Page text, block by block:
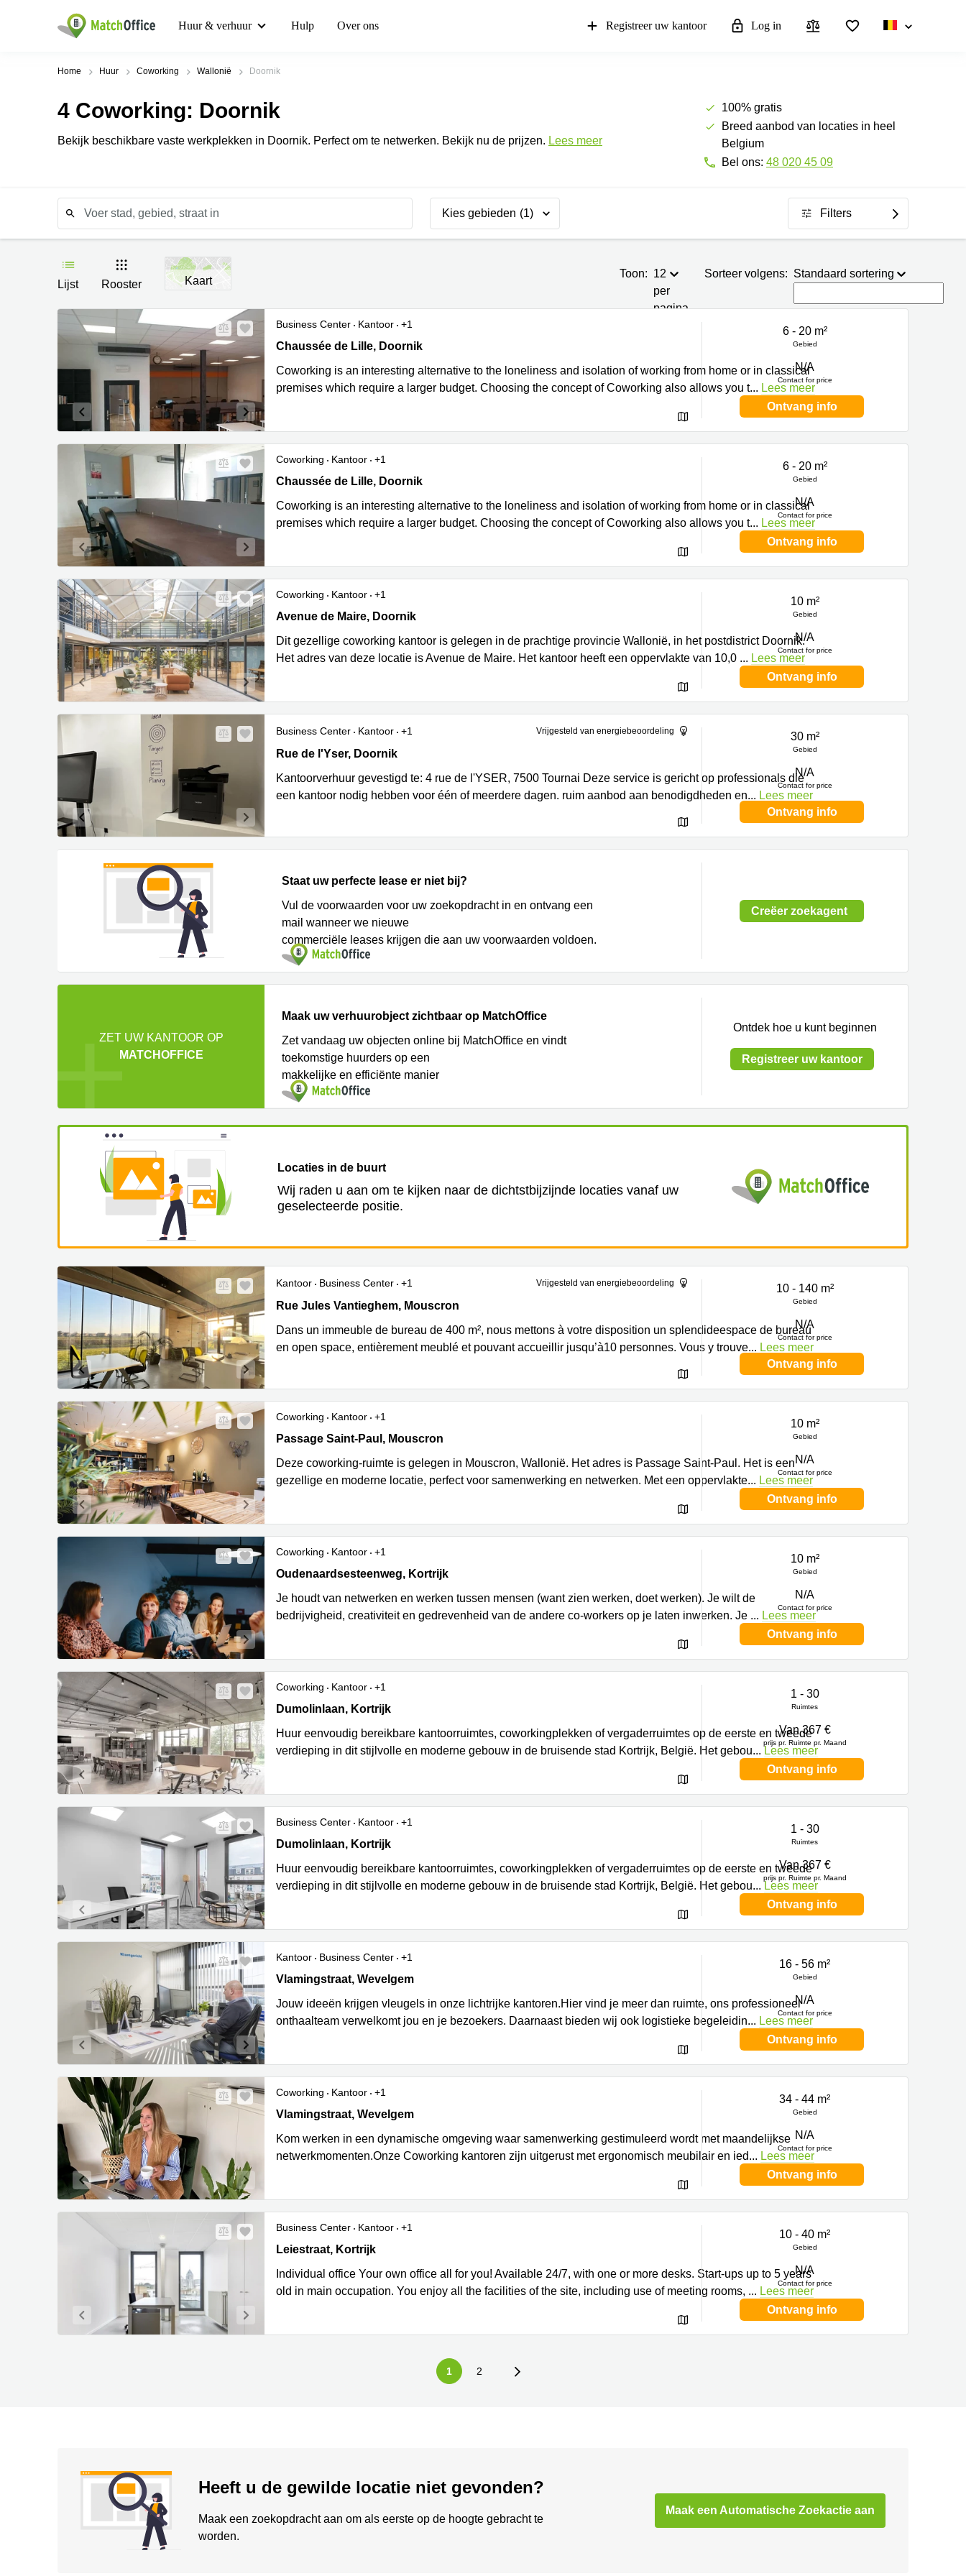
Huur & verhuur Hulp Over ons Registreer uw kantoor Log in
Home Huur Coworking Wallonië Doornik
4 Coworking: Doornik
Bekijk beschikbare vaste werkplekken in Doornik. Perfect om te netwerken. Bekijk nu de prijzen. Lees meer
100% gratis
Breed aanbod van locaties in heel
Belgium
Bel ons: 48 020 45 09
Kies gebieden (1) Filters
Lijst Rooster Kaart
Toon: 12
per
pagina
Sorteer volgens: Standaard sortering
Business Center Kantoor
+1
Chaussée de Lille 479, TOURNAI – ORCQ, Doornik
Chaussée de Lille, Doornik
Coworking is an interesting alternative to the loneliness and isolation of working from home or in classical
premises which require a larger budget. Choosing the concept of Coworking also allows you t... Lees meer
6 - 20 m²
Gebied
N/A
Contact for price
Ontvang info
Coworking Kantoor
+1
Chaussée de Lille 479, TOURNAI – ORCQ, Doornik
Chaussée de Lille, Doornik
Coworking is an interesting alternative to the loneliness and isolation of working from home or in classical
premises which require a larger budget. Choosing the concept of Coworking also allows you t... Lees meer
6 - 20 m²
Gebied
N/A
Contact for price
Ontvang info
Coworking Kantoor
+1
Avenue de Maire, Doornik
Avenue de Maire, Doornik
Dit gezellige coworking kantoor is gelegen in de prachtige provincie Wallonië, in het postdistrict Doornik.
Het adres van deze locatie is Avenue de Maire. Het kantoor heeft een oppervlakte van 10,0 ... Lees meer
10 m²
Gebied
N/A
Contact for price
Ontvang info
Business Center Kantoor +1 Vrijgesteld van energiebeoordeling
Rue de l'Yser 4, Doornik
Rue de l'Yser, Doornik
Kantoorverhuur gevestigd te: 4 rue de l'YSER, 7500 Tournai Deze service is gericht op professionals die
een kantoor nodig hebben voor één of meerdere dagen. ruim aanbod aan benodigdheden en... Lees meer
30 m²
Gebied
N/A
Contact for price
Ontvang info
Staat uw perfecte lease er niet bij?
Vul de voorwaarden voor uw zoekopdracht in en ontvang een
mail wanneer we nieuwe
commerciële leases krijgen die aan uw voorwaarden voldoen.
Creëer zoekagent
ZET UW KANTOOR OP
MATCHOFFICE
Maak uw verhuurobject zichtbaar op MatchOffice
Zet vandaag uw objecten online bij MatchOffice en vindt
toekomstige huurders op een
makkelijke en efficiënte manier
Ontdek hoe u kunt beginnen
Registreer uw kantoor
Locaties in de buurt
Wij raden u aan om te kijken naar de dichtstbijzijnde locaties vanaf uw
geselecteerde positie.
Kantoor Business Center +1 Vrijgesteld van energiebeoordeling
Rue Jules Vantieghem 8, Mouscron
Rue Jules Vantieghem, Mouscron
Dans un immeuble de bureau de 400 m², nous mettons à votre disposition un splendideespace de bureau
en open space, entièrement meublé et pouvant accueillir jusqu’à10 personnes. Vous y trouve... Lees meer
10 - 140 m²
Gebied
N/A
Contact for price
Ontvang info
Coworking Kantoor
+1
Passage Saint-Paul, Mouscron
Passage Saint-Paul, Mouscron
Deze coworking-ruimte is gelegen in Mouscron, Wallonië. Het adres is Passage Saint-Paul. Het is een
gezellige en moderne locatie, perfect voor samenwerking en netwerken. Met een oppervlakte... Lees meer
10 m²
Gebied
N/A
Contact for price
Ontvang info
Coworking Kantoor
+1
Oudenaardsesteenweg 354b, Kortrijk
Oudenaardsesteenweg, Kortrijk
Je houdt van netwerken en werken tussen mensen (want zien werken, doet werken). Je wilt de
bedrijvigheid, creativiteit en gedrevenheid van de andere co-workers op je laten inwerken. Je ... Lees meer
10 m²
Gebied
N/A
Contact for price
Ontvang info
Coworking Kantoor
+1
Dumolinlaan 1, Kortrijk
Dumolinlaan, Kortrijk
Huur eenvoudig bereikbare kantoorruimtes, coworkingplekken of vergaderruimtes op de eerste en tweede
verdieping in dit stijlvolle en moderne gebouw in de bruisende stad Kortrijk, België. Het gebou...Lees meer
1 - 30
Ruimtes
Van 367 €
prijs pr. Ruimte pr. Maand
Ontvang info
Business Center Kantoor
+1
Dumolinlaan 1, Kortrijk
Dumolinlaan, Kortrijk
Huur eenvoudig bereikbare kantoorruimtes, coworkingplekken of vergaderruimtes op de eerste en tweede
verdieping in dit stijlvolle en moderne gebouw in de bruisende stad Kortrijk, België. Het gebou...Lees meer
1 - 30
Ruimtes
Van 367 €
prijs pr. Ruimte pr. Maand
Ontvang info
Kantoor Business Center
+1
Vlamingstraat 4, Wevelgem
Vlamingstraat, Wevelgem
Jouw ideeën krijgen vleugels in onze lichtrijke kantoren.Hier vind je meer dan ruimte, ons professioneel
onthaalteam verwelkomt jou en je bezoekers. Daarnaast bieden wij ook logistieke begeleidin... Lees meer
16 - 56 m²
Gebied
N/A
Contact for price
Ontvang info
Coworking Kantoor
+1
Vlamingstraat 4, Wevelgem
Vlamingstraat, Wevelgem
Kom werken in een dynamische omgeving waar samenwerking gestimuleerd wordt met maandelijkse
netwerkmomenten.Onze Coworking kantoren zijn uitgerust met ergonomisch meubilair en ied... Lees meer
34 - 44 m²
Gebied
N/A
Contact for price
Ontvang info
Business Center Kantoor
+1
Leiestraat 22, Kortrijk
Leiestraat, Kortrijk
Individual office Your own office all for you! Available 24/7, with one or more desks. Start-ups up to 5 years
old in main occupation. You enjoy all the facilities of the site, including use of meeting rooms, ... Lees meer
10 - 40 m²
Gebied
N/A
Contact for price
Ontvang info
1 2
Heeft u de gewilde locatie niet gevonden?
Maak een zoekopdracht aan om als eerste op de hoogte gebracht te
worden.
Maak een Automatische Zoekactie aan